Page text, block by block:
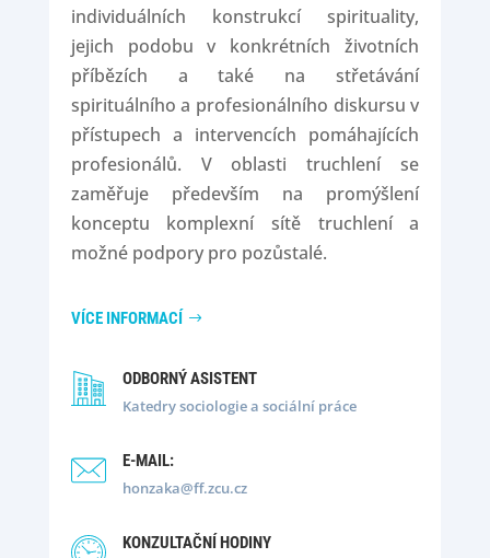
individuálních konstrukcí spirituality,
jejich podobu v konkrétních životních
příbězích a také na střetávání
spirituálního a profesionálního diskursu v
přístupech a intervencích pomáhajících
profesionálů. V oblasti truchlení se
zaměřuje především na promýšlení
konceptu komplexní sítě truchlení a
možné podpory pro pozůstalé.
VÍCE INFORMACÍ
ODBORNÝ ASISTENT
Katedry sociologie a sociální práce
E-MAIL:
honzaka@ff.zcu.cz
KONZULTAČNÍ HODINY